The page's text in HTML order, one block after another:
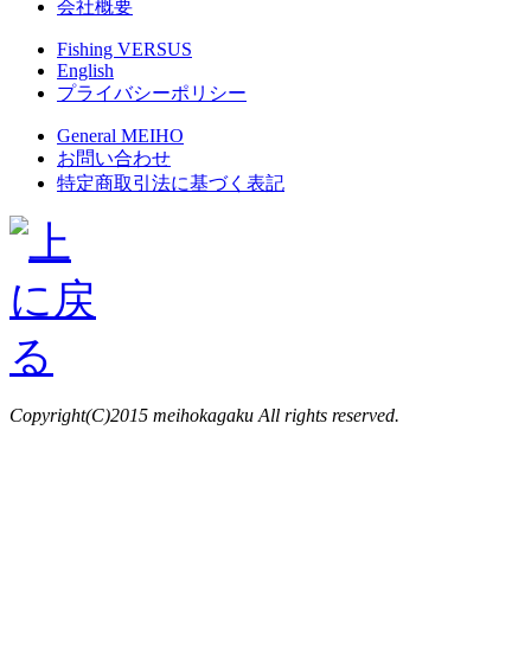
会社概要
Fishing VERSUS
English
プライバシーポリシー
General MEIHO
お問い合わせ
特定商取引法に基づく表記
Copyright(C)2015 meihokagaku All rights reserved.